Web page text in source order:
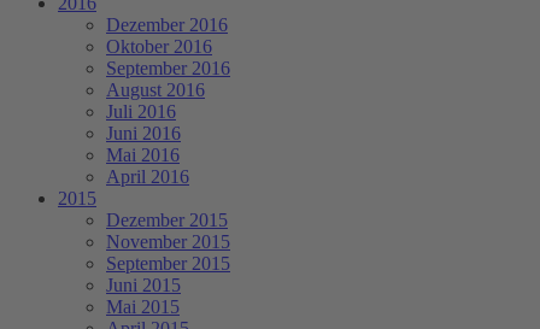
Dezember 2016
Oktober 2016
September 2016
August 2016
Juli 2016
Juni 2016
Mai 2016
April 2016
2015
Dezember 2015
November 2015
September 2015
Juni 2015
Mai 2015